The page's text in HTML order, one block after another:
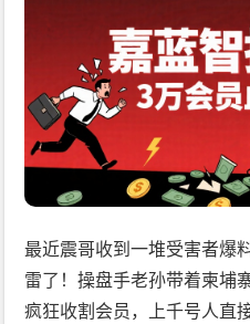
最近震哥收到一堆受害者爆料
雷了！操盘手老孙带着柬埔
疯狂收割会员，上千号人直